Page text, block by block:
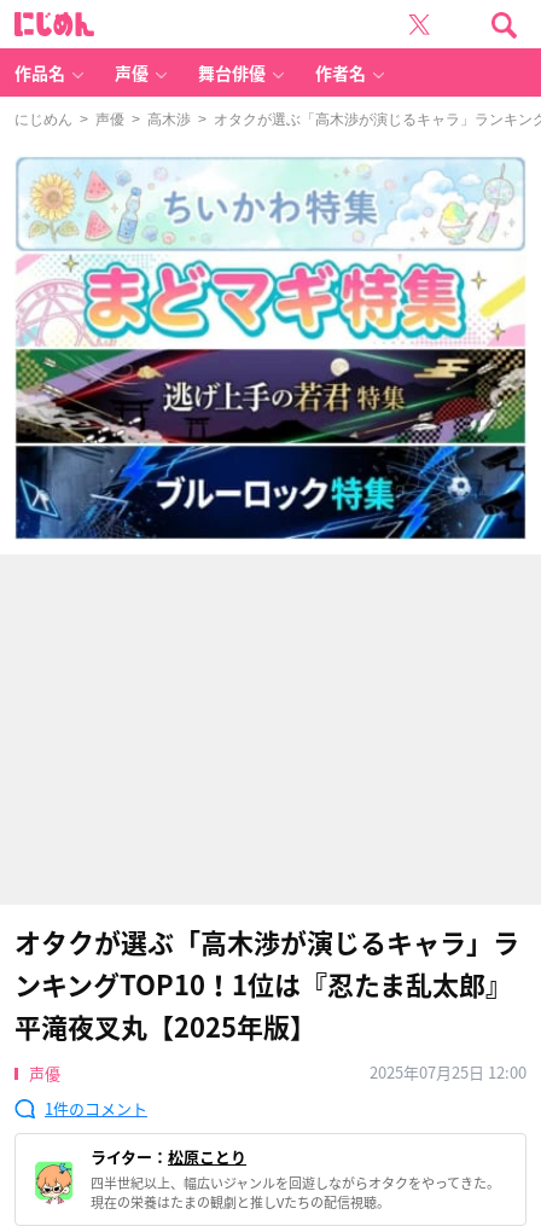
作品名 声優 舞台俳優 作者名
にじめん > 声優 > 高木渉 > オタクが選ぶ「高木渉が演じるキャラ」ランキ
オタクが選ぶ「高木渉が演じるキャラ」ラ
ンキングTOP10！1位は『忍たま乱太郎』
平滝夜叉丸【2025年版】
声優
2025年07月25日 12:00
1
ライター： 松原ことり
四半世紀以上、幅広いジャンルを回遊しながらオタクをやってきた。
現在の栄養はたまの観劇と推しVたちの配信視聴。